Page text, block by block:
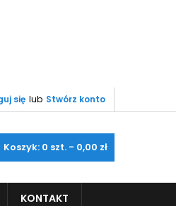
się lub Stwórz konto
Koszyk: 0 szt. - 0,00 zł
KONTAKT